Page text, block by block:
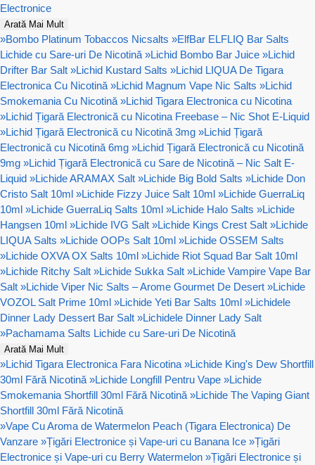
Electronice
Arată Mai Mult
»Bombo Platinum Tobaccos Nicsalts »ElfBar ELFLIQ Bar Salts
Lichide cu Sare-uri De Nicotină »Lichid Bombo Bar Juice »Lichid
Drifter Bar Salt »Lichid Kustard Salts »Lichid LIQUA De Tigara
Electronica Cu Nicotină »Lichid Magnum Vape Nic Salts »Lichid
Smokemania Cu Nicotină »Lichid Tigara Electronica cu Nicotina
»Lichid Țigară Electronică cu Nicotina Freebase – Nic Shot E-Liquid
»Lichid Țigară Electronică cu Nicotină 3mg »Lichid Țigară
Electronică cu Nicotină 6mg »Lichid Țigară Electronică cu Nicotină
9mg »Lichid Țigară Electronică cu Sare de Nicotină – Nic Salt E-
Liquid »Lichide ARAMAX Salt »Lichide Big Bold Salts »Lichide Don
Cristo Salt 10ml »Lichide Fizzy Juice Salt 10ml »Lichide GuerraLiq
10ml »Lichide GuerraLiq Salts 10ml »Lichide Halo Salts »Lichide
Hangsen 10ml »Lichide IVG Salt »Lichide Kings Crest Salt »Lichide
LIQUA Salts »Lichide OOPs Salt 10ml »Lichide OSSEM Salts
»Lichide OXVA OX Salts 10ml »Lichide Riot Squad Bar Salt 10ml
»Lichide Ritchy Salt »Lichide Sukka Salt »Lichide Vampire Vape Bar
Salt »Lichide Viper Nic Salts – Arome Gourmet De Desert »Lichide
VOZOL Salt Prime 10ml »Lichide Yeti Bar Salts 10ml »Lichidele
Dinner Lady Dessert Bar Salt »Lichidele Dinner Lady Salt
»Pachamama Salts Lichide cu Sare-uri De Nicotină
Arată Mai Mult
»Lichid Tigara Electronica Fara Nicotina »Lichide King's Dew Shortfill
30ml Fără Nicotină »Lichide Longfill Pentru Vape »Lichide
Smokemania Shortfill 30ml Fără Nicotină »Lichide The Vaping Giant
Shortfill 30ml Fără Nicotină
»Vape Cu Aroma de Watermelon Peach (Tigara Electronica) De
Vanzare »Țigări Electronice și Vape-uri cu Banana Ice »Țigări
Electronice și Vape-uri cu Berry Watermelon »Țigări Electronice și